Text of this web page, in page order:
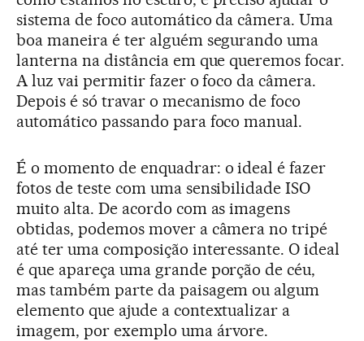
sistema de foco automático da câmera. Uma
boa maneira é ter alguém segurando uma
lanterna na distância em que queremos focar.
A luz vai permitir fazer o foco da câmera.
Depois é só travar o mecanismo de foco
automático passando para foco manual.
É o momento de enquadrar: o ideal é fazer
fotos de teste com uma sensibilidade ISO
muito alta. De acordo com as imagens
obtidas, podemos mover a câmera no tripé
até ter uma composição interessante. O ideal
é que apareça uma grande porção de céu,
mas também parte da paisagem ou algum
elemento que ajude a contextualizar a
imagem, por exemplo uma árvore.